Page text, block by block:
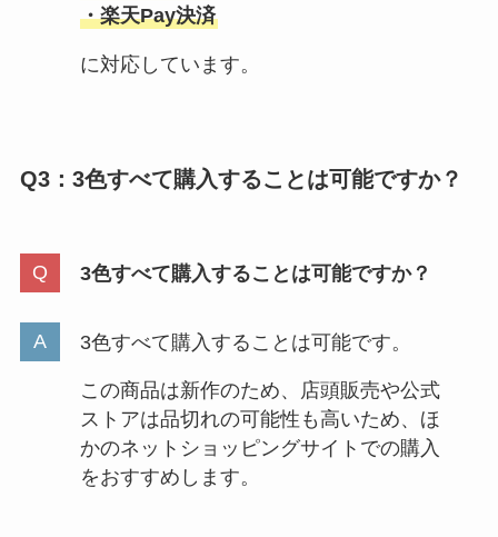
・楽天Pay決済
に対応しています。
Q3： 3色すべて購入することは可能ですか？
3色すべて購入することは可能ですか？
3色すべて購入することは可能です。
この商品は新作のため、店頭販売や公式
ストアは品切れの可能性も高いため、ほ
かのネットショッピングサイトでの購入
をおすすめします。